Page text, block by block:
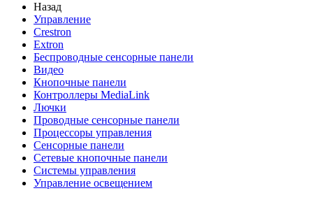
Назад
Управление
Crestron
Extron
Беспроводные сенсорные панели
Видео
Кнопочные панели
Контроллеры MediaLink
Лючки
Проводные сенсорные панели
Процессоры управления
Сенсорные панели
Сетевые кнопочные панели
Системы управления
Управление освещением